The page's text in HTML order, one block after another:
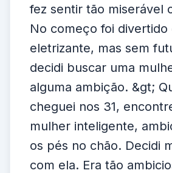
fez sentir tão miserável
No começo foi divertido
eletrizante, mas sem
decidi buscar uma
alguma ambição. &gt;
cheguei nos 31,
mulher inteligente,
os pés no chão. Decidi
com ela. Era tão